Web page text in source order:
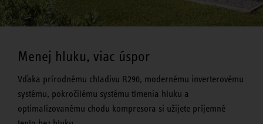
Menej hluku, viac úspor
Vďaka prírodnému chladivu R290, modernému inverterovému
systému, pokročilému systému tlmenia hluku a
optimalizovanému chodu kompresora si užijete príjemné